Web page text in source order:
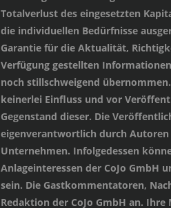
Totalverlust des eingesetzten
die individuellen Bedürfnisse
Garantie für die Aktualität,
Verfügung gestellten
noch stillschweigend
keinerlei Einfluss und vor
Gegenstand dieser. Die
eigenverantwortlich durch
Unternehmen. Infolgedessen
Anlageinteressen der CoJo GmbH
sein. Die Gastkommentatoren,
Redaktion der CoJo GmbH an.